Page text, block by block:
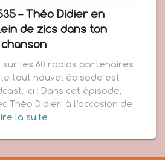
– Théo Didier en
de zics dans ton
les 60 radios partenaires
le tout nouvel épisode est
ici : Dans cet épisode,
Théo Didier, à l’occasion de
la suite…